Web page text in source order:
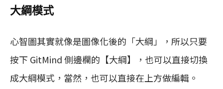
大綱模式
心智圖其實就像是圖像化後的「大綱」，所以只要
按下 GitMind 側邊欄的【大綱】，也可以直接切換
成大綱模式，當然，也可以直接在上方做編輯。